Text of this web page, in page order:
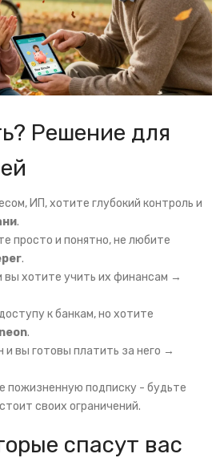
Решение для
ИП, хотите глубокий контроль и
.
просто и понятно, не любите
.
вы хотите учить их финансам →
к банкам, но хотите
.
и вы готовы платить за него →
пожизненную подписку - будьте
своих ограничений.
спасут вас